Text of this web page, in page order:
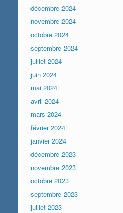
décembre 2024
novembre 2024
octobre 2024
septembre 2024
juillet 2024
juin 2024
mai 2024
avril 2024
mars 2024
février 2024
janvier 2024
décembre 2023
novembre 2023
octobre 2023
septembre 2023
juillet 2023